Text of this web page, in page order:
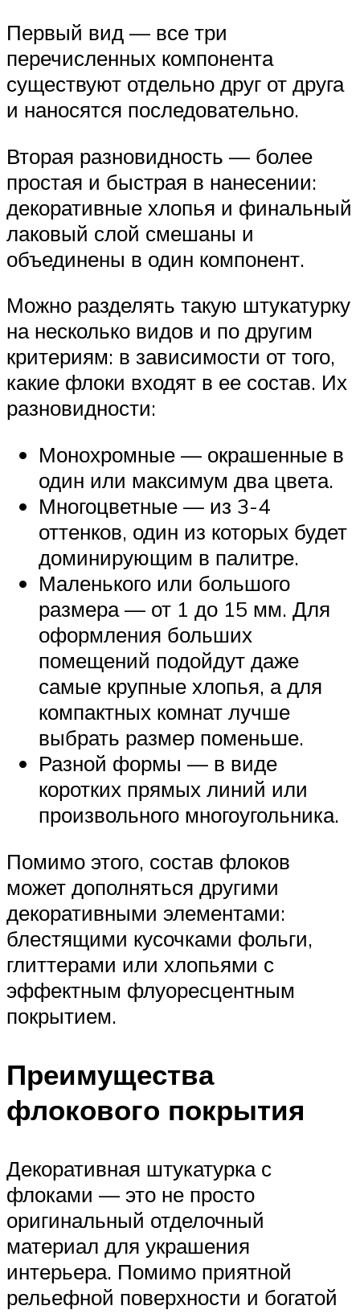
Первый вид — все три
перечисленных компонента
существуют отдельно друг от друга
и наносятся последовательно.
Вторая разновидность — более
простая и быстрая в нанесении:
декоративные хлопья и финальный
лаковый слой смешаны и
объединены в один компонент.
Можно разделять такую штукатурку
на несколько видов и по другим
критериям: в зависимости от того,
какие флоки входят в ее состав. Их
разновидности:
Монохромные — окрашенные в
один или максимум два цвета.
Многоцветные — из 3-4
оттенков, один из которых будет
доминирующим в палитре.
Маленького или большого
размера — от 1 до 15 мм. Для
оформления больших
помещений подойдут даже
самые крупные хлопья, а для
компактных комнат лучше
выбрать размер поменьше.
Разной формы — в виде
коротких прямых линий или
произвольного многоугольника.
Помимо этого, состав флоков
может дополняться другими
декоративными элементами:
блестящими кусочками фольги,
глиттерами или хлопьями с
эффектным флуоресцентным
покрытием.
Преимущества
флокового покрытия
Декоративная штукатурка с
флоками — это не просто
оригинальный отделочный
материал для украшения
интерьера. Помимо приятной
рельефной поверхности и богатой